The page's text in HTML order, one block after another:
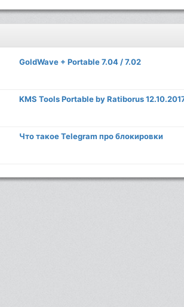
GoldWave + Portable 7.04 / 7.02
KMS Tools Portable by Ratiborus
Что такое Telegram про блокировки